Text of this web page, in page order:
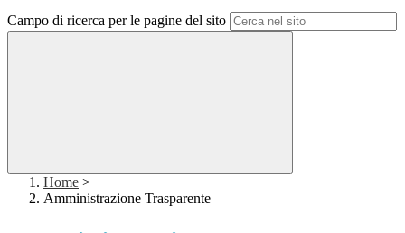
Campo di ricerca per le pagine del sito
Home >
Amministrazione Trasparente